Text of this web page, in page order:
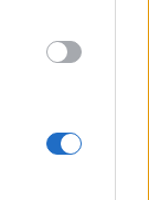
για τη
αγάπη»
Έλληνα
έπεσε στην